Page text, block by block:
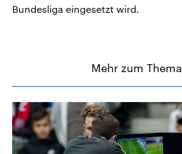
Bundesliga eingesetzt wird.
Mehr zum Thema